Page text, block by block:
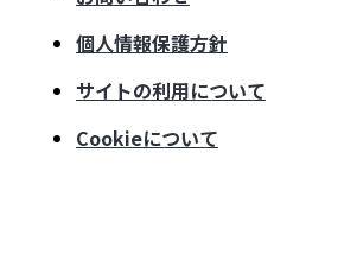
個人情報保護方針
サイトの利用について
Cookieについて